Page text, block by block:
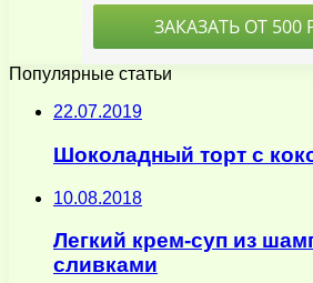
Популярные статьи
22.07.2019
Шоколадный торт с
10.08.2018
Легкий крем-суп из
сливками